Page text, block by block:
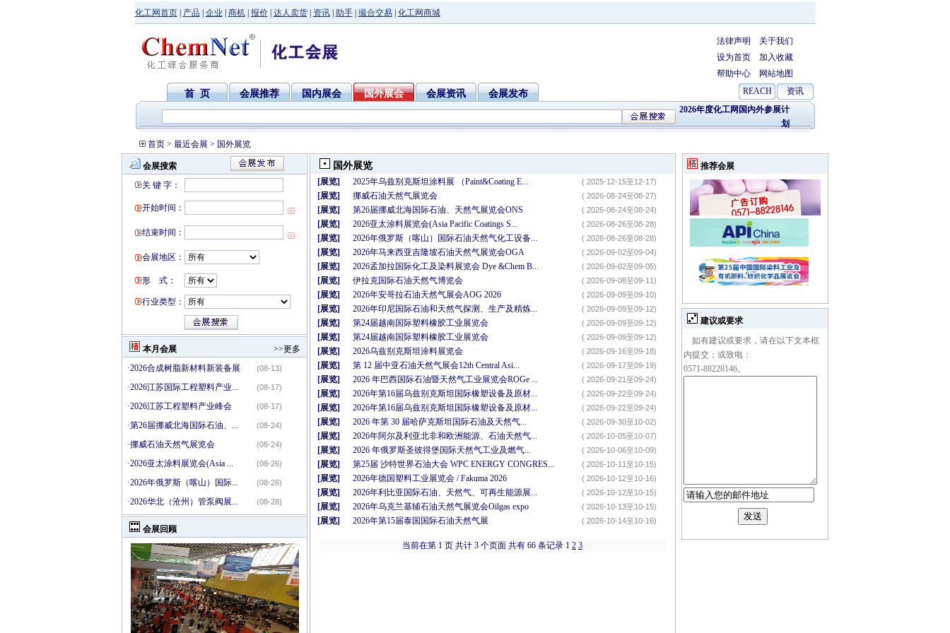
化工网首页| 产品| 企业 商机| 报价| 达人卖货| 资讯| 助手| 撮合交易| 化工网商城
法律声明
关于我们
设为首页
加入收藏
帮助中心
网站地图
首 页 会展推荐 国内展会 国外展会 会展资讯 会展发布 REACH
资讯
2026年度化工网国内外参展计
划
首页 > 最近会展 > 国外展览
会展搜索
关 键 字：
开始时间：
结束时间：
会展地区：
形 式：
行业类型：
本月会展
>>更多
·2026合成树脂新材料新装备展 (08-13)
·2026江苏国际工程塑料产业... (08-17)
·2026江苏工程塑料产业峰会 (08-17)
·第26届挪威北海国际石油、... (08-24)
·挪威石油天然气展览会 (08-24)
·2026亚太涂料展览会(Asia ... (08-26)
·2026年俄罗斯（喀山）国际... (08-26)
·2026华北（沧州）管泵阀展... (08-28)
会展回顾
国外展览
[展览] 2025年乌兹别克斯坦涂料展 （Paint&Coating E... ( 2025-12-15至12-17)
[展览] 挪威石油天然气展览会 ( 2026-08-24至08-27)
[展览] 第26届挪威北海国际石油、天然气展览会ONS ( 2026-08-24至08-24)
[展览] 2026亚太涂料展览会(Asia Pacific Coatings S... ( 2026-08-26至08-28)
[展览] 2026年俄罗斯（喀山）国际石油天然气化工设备... ( 2026-08-26至08-28)
[展览] 2026年马来西亚吉隆坡石油天然气展览会OGA ( 2026-09-02至09-04)
[展览] 2026孟加拉国际化工及染料展览会 Dye &Chem B... ( 2026-09-02至09-05)
[展览] 伊拉克国际石油天然气博览会 ( 2026-09-08至09-11)
[展览] 2026年安哥拉石油天然气展会AOG 2026 ( 2026-09-09至09-10)
[展览] 2026年印尼国际石油和天然气探测、生产及精炼... ( 2026-09-09至09-12)
[展览] 第24届越南国际塑料橡胶工业展览会 ( 2026-09-09至09-12)
[展览] 第24届越南国际塑料橡胶工业展览会 ( 2026-09-09至09-12)
[展览] 2026乌兹别克斯坦涂料展览会 ( 2026-09-16至09-18)
[展览] 第 12 届中亚石油天然气展会12th Central Asi... ( 2026-09-17至09-19)
[展览] 2026 年巴西国际石油暨天然气工业展览会ROGe ... ( 2026-09-21至09-24)
[展览] 2026年第16届乌兹别克斯坦国际橡塑设备及原材... ( 2026-09-22至09-24)
[展览] 2026年第16届乌兹别克斯坦国际橡塑设备及原材... ( 2026-09-22至09-24)
[展览] 2026 年第 30 届哈萨克斯坦国际石油及天然气... ( 2026-09-30至10-02)
[展览] 2026年阿尔及利亚北非和欧洲能源、石油天然气... ( 2026-10-05至10-07)
[展览] 2026 年俄罗斯圣彼得堡国际天然气工业及燃气... ( 2026-10-06至10-09)
[展览] 第25届 沙特世界石油大会 WPC ENERGY CONGRES... ( 2026-10-11至10-15)
[展览] 2026年德国塑料工业展览会 / Fakuma 2026 ( 2026-10-12至10-16)
[展览] 2026年利比亚国际石油、天然气、可再生能源展... ( 2026-10-12至10-15)
[展览] 2026年乌克兰基辅石油天然气展览会Oilgas expo ( 2026-10-13至10-15)
[展览] 2026年第15届泰国国际石油天然气展 ( 2026-10-14至10-16)
当前在第 1 页 共计 3 个页面 共有 66 条记录 1 2 3
推荐会展
建议或要求
如有建议或要求，请在以下文本框
内提交；或致电：
0571-88228146。